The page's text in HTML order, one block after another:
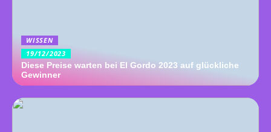
WISSEN
19/12/2023
Diese Preise warten bei El Gordo 2023 auf glückliche
Gewinner